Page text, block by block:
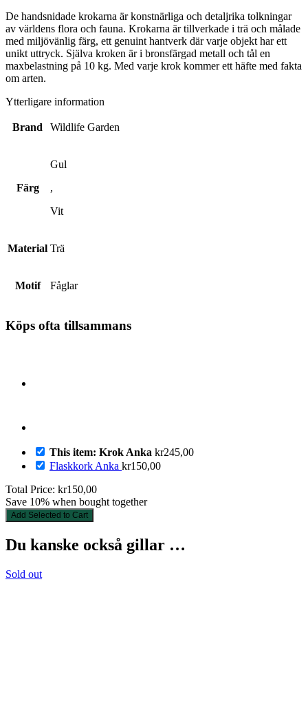
De handsnidade krokarna är konstnärliga och detaljrika tolkningar
av världens flora och fauna. Krokarna är tillverkade i trä och målade
med miljövänlig färg, ett genuint hantverk där varje objekt har ett
unikt uttryck. Själva kroken är i bronsfärgad metall och tål en
maxbelastning på 10 kg. Med varje krok kommer ett häfte med fakta
om arten.
Ytterligare information
Brand Wildlife Garden
Färg
Gul
,
Vit
Material Trä
Motif Fåglar
Köps ofta tillsammans
This item: Krok Anka kr245,00
Flaskkork Anka kr150,00
Total Price: kr150,00
Save 10% when bought together
Add Selected to Cart
Du kanske också gillar …
Sold out